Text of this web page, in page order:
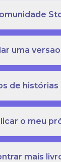
uma
de
o meu
mais